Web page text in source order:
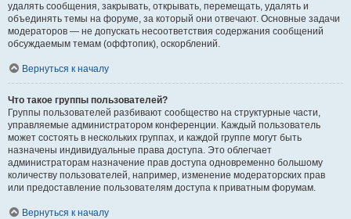
удалять сообщения, закрывать, открывать, перемещать, удалять и
объединять темы на форуме, за который они отвечают. Основные задачи
модераторов — не допускать несоответствия содержания сообщений
обсуждаемым темам (оффтопик), оскорблений.
Вернуться к началу
Что такое группы пользователей?
Группы пользователей разбивают сообщество на структурные части,
управляемые администратором конференции. Каждый пользователь
может состоять в нескольких группах, и каждой группе могут быть
назначены индивидуальные права доступа. Это облегчает
администраторам назначение прав доступа одновременно большому
количеству пользователей, например, изменение модераторских прав
или предоставление пользователям доступа к приватным форумам.
Вернуться к началу